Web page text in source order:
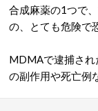
合成麻薬の1つで
の、とても危険で
MDMAで逮捕さ
の副作用や死亡例